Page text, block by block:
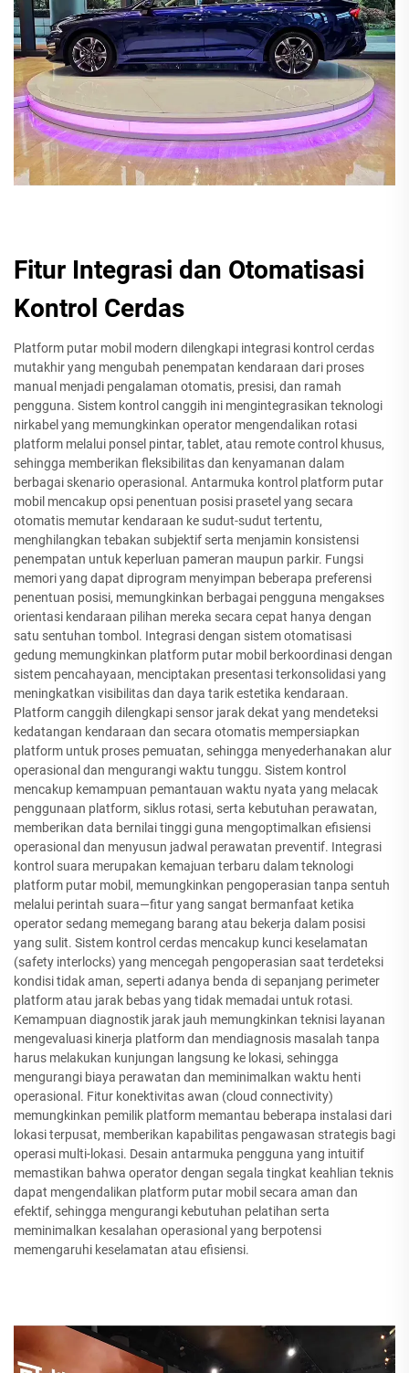
Fitur Integrasi dan Otomatisasi
Kontrol Cerdas
Platform putar mobil modern dilengkapi integrasi kontrol cerdas
mutakhir yang mengubah penempatan kendaraan dari proses
manual menjadi pengalaman otomatis, presisi, dan ramah
pengguna. Sistem kontrol canggih ini mengintegrasikan teknologi
nirkabel yang memungkinkan operator mengendalikan rotasi
platform melalui ponsel pintar, tablet, atau remote control khusus,
sehingga memberikan fleksibilitas dan kenyamanan dalam
berbagai skenario operasional. Antarmuka kontrol platform putar
mobil mencakup opsi penentuan posisi prasetel yang secara
otomatis memutar kendaraan ke sudut-sudut tertentu,
menghilangkan tebakan subjektif serta menjamin konsistensi
penempatan untuk keperluan pameran maupun parkir. Fungsi
memori yang dapat diprogram menyimpan beberapa preferensi
penentuan posisi, memungkinkan berbagai pengguna mengakses
orientasi kendaraan pilihan mereka secara cepat hanya dengan
satu sentuhan tombol. Integrasi dengan sistem otomatisasi
gedung memungkinkan platform putar mobil berkoordinasi dengan
sistem pencahayaan, menciptakan presentasi terkonsolidasi yang
meningkatkan visibilitas dan daya tarik estetika kendaraan.
Platform canggih dilengkapi sensor jarak dekat yang mendeteksi
kedatangan kendaraan dan secara otomatis mempersiapkan
platform untuk proses pemuatan, sehingga menyederhanakan alur
operasional dan mengurangi waktu tunggu. Sistem kontrol
mencakup kemampuan pemantauan waktu nyata yang melacak
penggunaan platform, siklus rotasi, serta kebutuhan perawatan,
memberikan data bernilai tinggi guna mengoptimalkan efisiensi
operasional dan menyusun jadwal perawatan preventif. Integrasi
kontrol suara merupakan kemajuan terbaru dalam teknologi
platform putar mobil, memungkinkan pengoperasian tanpa sentuh
melalui perintah suara—fitur yang sangat bermanfaat ketika
operator sedang memegang barang atau bekerja dalam posisi
yang sulit. Sistem kontrol cerdas mencakup kunci keselamatan
(safety interlocks) yang mencegah pengoperasian saat terdeteksi
kondisi tidak aman, seperti adanya benda di sepanjang perimeter
platform atau jarak bebas yang tidak memadai untuk rotasi.
Kemampuan diagnostik jarak jauh memungkinkan teknisi layanan
mengevaluasi kinerja platform dan mendiagnosis masalah tanpa
harus melakukan kunjungan langsung ke lokasi, sehingga
mengurangi biaya perawatan dan meminimalkan waktu henti
operasional. Fitur konektivitas awan (cloud connectivity)
memungkinkan pemilik platform memantau beberapa instalasi dari
lokasi terpusat, memberikan kapabilitas pengawasan strategis bagi
operasi multi-lokasi. Desain antarmuka pengguna yang intuitif
memastikan bahwa operator dengan segala tingkat keahlian teknis
dapat mengendalikan platform putar mobil secara aman dan
efektif, sehingga mengurangi kebutuhan pelatihan serta
meminimalkan kesalahan operasional yang berpotensi
memengaruhi keselamatan atau efisiensi.